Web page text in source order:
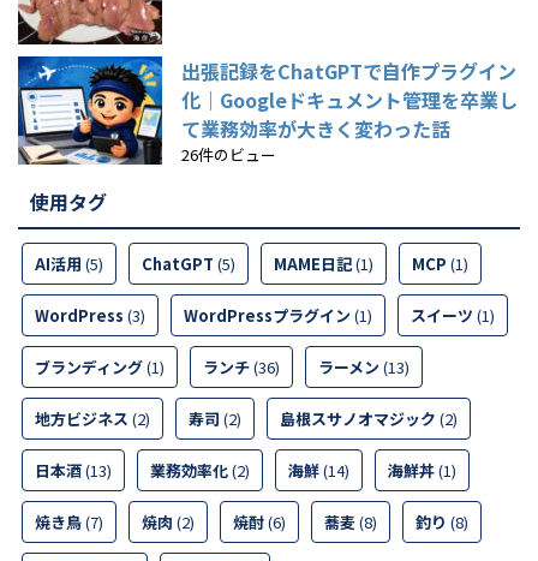
出張記録をChatGPTで自作プラグイン
化｜Googleドキュメント管理を卒業し
て業務効率が大きく変わった話
26件のビュー
使用タグ
AI活用 (5) ChatGPT (5) MAME日記(1) MCP (1)
WordPress (3) WordPressプラグイン (1) スイーツ (1)
ブランディング(1) ランチ(36) ラーメン (13)
地方ビジネス (2) 寿司 (2) 島根スサノオマジック (2)
日本酒(13) 業務効率化(2) 海鮮(14) 海鮮丼(1)
焼き鳥(7) 焼肉 (2) 焼酎(6) 蕎麦(8) 釣り (8)